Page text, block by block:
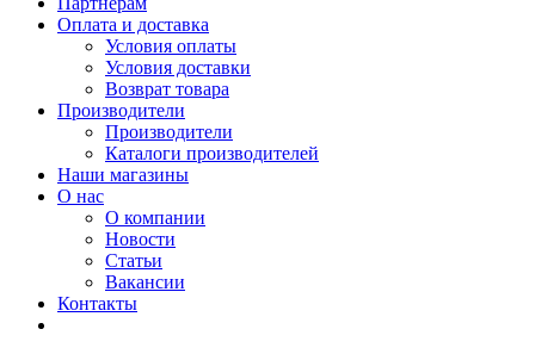
Оплата и доставка
Условия оплаты
Условия доставки
Возврат товара
Производители
Производители
Каталоги производителей
Наши магазины
О нас
О компании
Новости
Статьи
Вакансии
Контакты